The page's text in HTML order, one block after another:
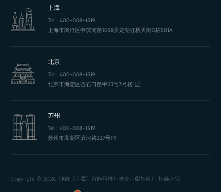
上海
Tel： 400-008-1519
上海市闵行区申滨南路1058弄龙湖虹桥天街D栋501A
北京
Tel： 400-008-1519
北京市海淀区杏石口路甲23号3号楼1层
苏州
Tel： 400-008-1519
苏州市高新区滨河路337号F9
Copyright © 2026 迎狮（上海）智能科技有限公司版权所有 抄袭必究